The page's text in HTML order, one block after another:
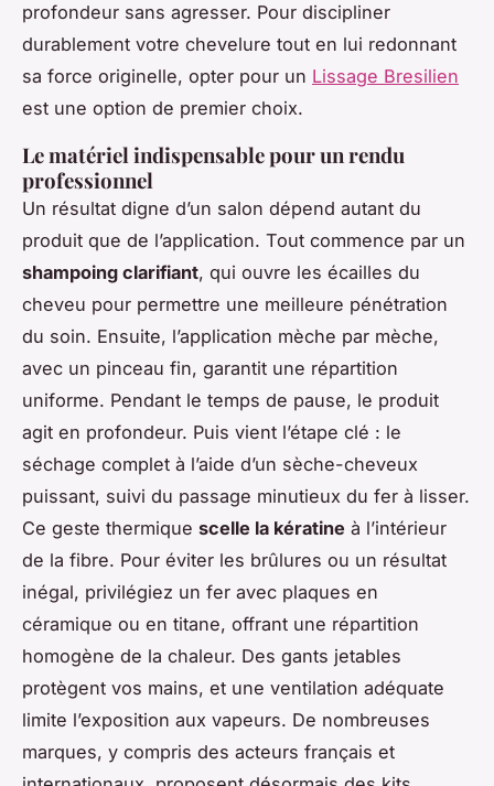
profondeur sans agresser. Pour discipliner
durablement votre chevelure tout en lui redonnant
sa force originelle, opter pour un Lissage Bresilien
est une option de premier choix.
Le matériel indispensable pour un rendu
professionnel
Un résultat digne d’un salon dépend autant du
produit que de l’application. Tout commence par un
shampoing clarifiant, qui ouvre les écailles du
cheveu pour permettre une meilleure pénétration
du soin. Ensuite, l’application mèche par mèche,
avec un pinceau fin, garantit une répartition
uniforme. Pendant le temps de pause, le produit
agit en profondeur. Puis vient l’étape clé : le
séchage complet à l’aide d’un sèche-cheveux
puissant, suivi du passage minutieux du fer à lisser.
Ce geste thermique scelle la kératine à l’intérieur
de la fibre. Pour éviter les brûlures ou un résultat
inégal, privilégiez un fer avec plaques en
céramique ou en titane, offrant une répartition
homogène de la chaleur. Des gants jetables
protègent vos mains, et une ventilation adéquate
limite l’exposition aux vapeurs. De nombreuses
marques, y compris des acteurs français et